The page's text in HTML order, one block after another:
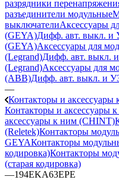
разрядники
разъединители модульные
выключателиАксессуары
(GEYA)Дифф. авт. выкл. и
(GEYA)Аксессуары для
(Legrand)Дифф. авт. выкл.
(Legrand)Аксессуары для
(ABB)Дифф. авт. выкл. и
—
Контакторы и
Контакторы и аксессуары
аксессуары к ним (CHINT)
(Reletek)Контакторы
GEYAКонтакторы
кодировка)Контакторы
(старая кодировка)
—194EKA63EPE